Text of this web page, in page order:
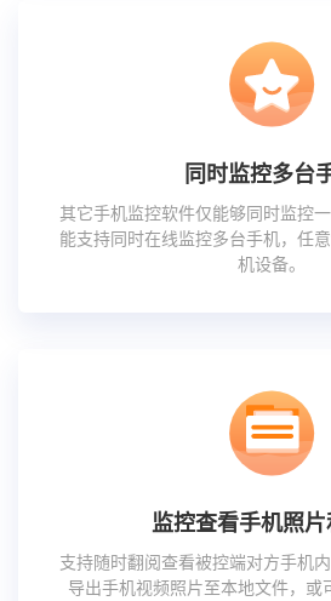
同时监控多台
其它手机监控软件仅能够同时监控
能支持同时在线监控多台手机，任
机设备。
监控查看手机照
支持随时翻阅查看被控端对方手机
导出手机视频照片至本地文件，或